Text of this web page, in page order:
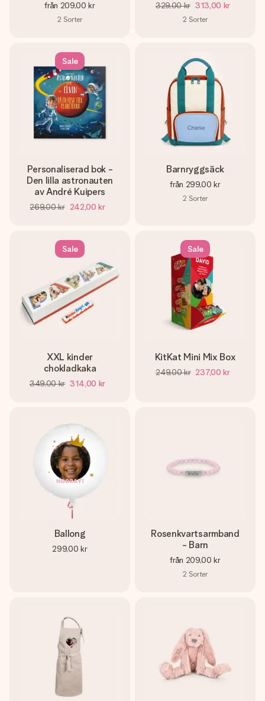
från 209,00 kr
2 Sorter
329,00 kr 313,00 kr
2 Sorter
Sale
Personaliserad bok -
Den lilla astronauten
av André Kuipers
269,00 kr 242,00 kr
Barnryggsäck
från 299,00 kr
2 Sorter
Sale
XXL kinder
chokladkaka
349,00 kr 314,00 kr
Sale
KitKat Mini Mix Box
249,00 kr 237,00 kr
Ballong
299,00 kr
Rosenkvartsarmband
- Barn
från 209,00 kr
2 Sorter